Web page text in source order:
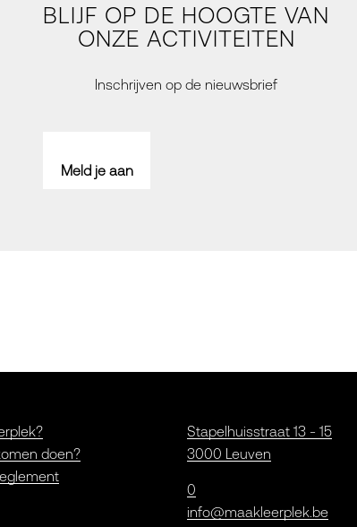
BLIJF OP DE HOOGTE VAN
ONZE ACTIVITEITEN
Inschrijven op de nieuwsbrief
Meld je aan
doen?
Stapelhuisstraat 13 - 15
3000 Leuven
0
info@maakleerplek.be